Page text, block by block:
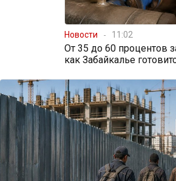
Новости 11:02
От 35 до 60 процентов
как Забайкалье